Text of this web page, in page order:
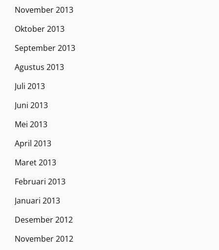
November 2013
Oktober 2013
September 2013
Agustus 2013
Juli 2013
Juni 2013
Mei 2013
April 2013
Maret 2013
Februari 2013
Januari 2013
Desember 2012
November 2012